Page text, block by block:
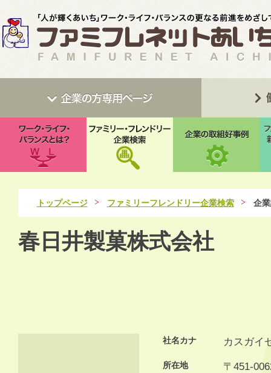
トップページ ファミリーフレンドリー企業検索 企
春日井製菓株式会社
社名カナ カスガイ
所在地 〒451-